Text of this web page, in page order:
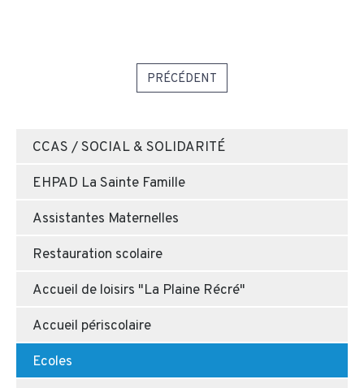
PRÉCÉDENT
CCAS / SOCIAL & SOLIDARITÉ
EHPAD La Sainte Famille
Assistantes Maternelles
Restauration scolaire
Accueil de loisirs "La Plaine Récré"
Accueil périscolaire
Ecoles